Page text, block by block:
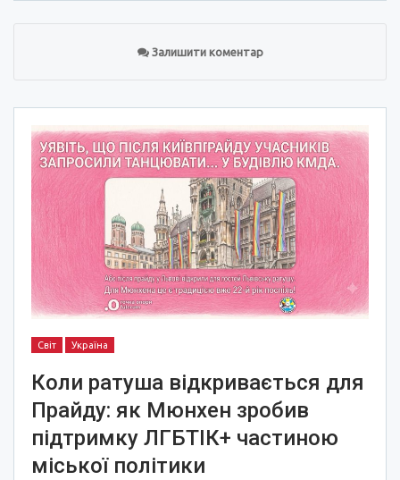
Залишити коментар
Світ Україна
Коли ратуша відкривається для
Прайду: як Мюнхен зробив
підтримку ЛГБТІК+ частиною
міської політики